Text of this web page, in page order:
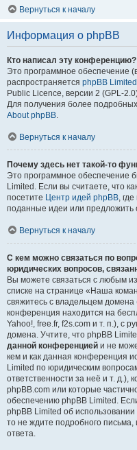
Вернуться к началу
Информация о phpBB
Кто написал эту конференцию?
Это программное обеспечение
распространяется phpBB Limited
Public Licence, версии 2 (GPL-
Для получения более
About phpBB.
Вернуться к началу
Почему здесь нет такой-то
Это программное обеспечение
Limited. Если вы считаете, что
посетите Центр идей phpBB,
поданные идеи или предложить
Вернуться к началу
С кем можно связаться по
юридических вопросов,
Вы можете связаться с любым
списке на странице «Наша
свяжитесь с владельцем домена
конференция находится на
Yahoo!, free.fr, f2s.com и т. п.), с
домена. Учтите, что phpBB
данной конференцией и не
кем и как данная конференция
Limited по юридическим
ответственности за неё и т. д.),
phpBB.com или которые
обеспечению phpBB Limited.
phpBB Limited об
то не ждите подробного
ответа.